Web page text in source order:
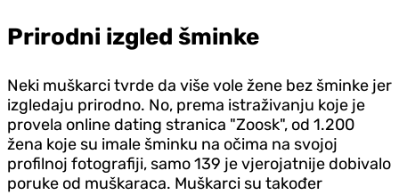
Prirodni izgled šminke
Neki muškarci tvrde da više vole žene bez šminke jer
izgledaju prirodno. No, prema istraživanju koje je
provela online dating stranica "Zoosk", od 1.200
žena koje su imale šminku na očima na svojoj
profilnoj fotografiji, samo 139 je vjerojatnije dobivalo
poruke od muškaraca. Muškarci su također